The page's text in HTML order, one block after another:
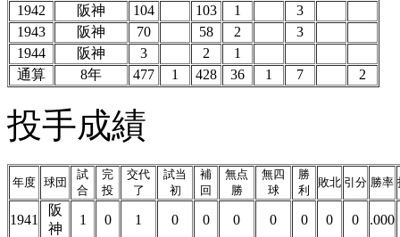
1942
阪神 104 103 1
3
1943
阪神 70 58 2
3
1944
阪神 3 2
1
通算
8年 477 1 428 36 1 7 2
投手成績
年度 球団
試
合
完
投
交代
了
試当
初
補
回
無点
勝
無四
球
勝
利
敗北 引分 勝率
1941
阪
神
1 0 1 0 0 0 0 0 0 0
.000